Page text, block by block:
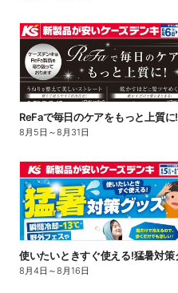
ReFaで毎日のケアをもっと上質に!
8月5日 ～8月31日
8月4日 ～8月16日